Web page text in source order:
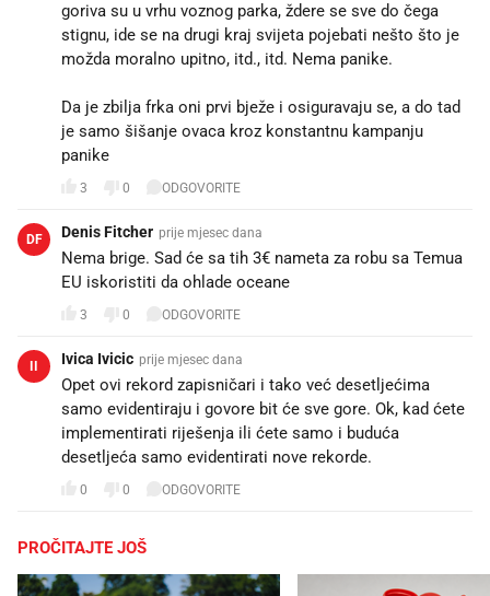
goriva su u vrhu voznog parka, ždere se sve do čega
stignu, ide se na drugi kraj svijeta pojebati nešto što je
možda moralno upitno, itd., itd. Nema panike.
Da je zbilja frka oni prvi bježe i osiguravaju se, a do tad
je samo šišanje ovaca kroz konstantnu kampanju
panike
3 0 ODGOVORITE
DF Denis Fitcher prije mjesec dana
Nema brige. Sad će sa tih 3€ nameta za robu sa Temua
EU iskoristiti da ohlade oceane
3 0 ODGOVORITE
Ivica Ivicic prije mjesec dana
Opet ovi rekord zapisničari i tako već desetljećima
samo evidentiraju i govore bit će sve gore. Ok, kad ćete
implementirati riješenja ili ćete samo i buduća
desetljeća samo evidentirati nove rekorde.
0 0 ODGOVORITE
PROČITAJTE JOŠ